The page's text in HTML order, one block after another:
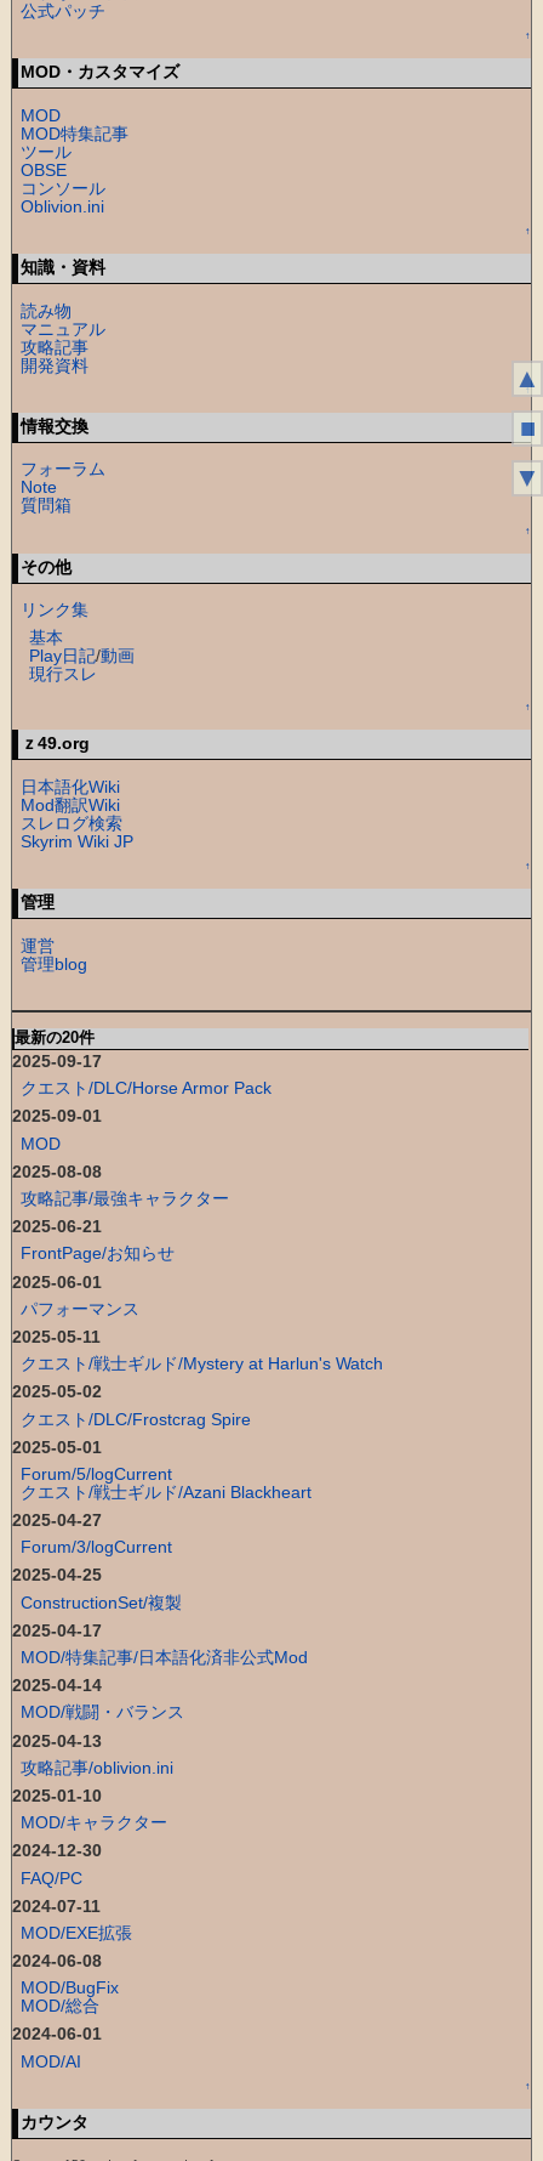
公式パッチ
↑
MOD・カスタマイズ
MOD
MOD特集記事
ツール
OBSE
コンソール
Oblivion.ini
↑
知識・資料
読み物
マニュアル
攻略記事
開発資料
↑
情報交換
フォーラム
Note
質問箱
↑
その他
リンク集
基本
Play日記/動画
現行スレ
↑
ｚ49.org
日本語化Wiki
Mod翻訳Wiki
スレログ検索
Skyrim Wiki JP
↑
管理
運営
管理blog
最新の20件
2025-09-17
クエスト/DLC/Horse Armor Pack
2025-09-01
MOD
2025-08-08
攻略記事/最強キャラクター
2025-06-21
FrontPage/お知らせ
2025-06-01
パフォーマンス
2025-05-11
クエスト/戦士ギルド/Mystery at Harlun's Watch
2025-05-02
クエスト/DLC/Frostcrag Spire
2025-05-01
Forum/5/logCurrent
クエスト/戦士ギルド/Azani Blackheart
2025-04-27
Forum/3/logCurrent
2025-04-25
ConstructionSet/複製
2025-04-17
MOD/特集記事/日本語化済非公式Mod
2025-04-14
MOD/戦闘・バランス
2025-04-13
攻略記事/oblivion.ini
2025-01-10
MOD/キャラクター
2024-12-30
FAQ/PC
2024-07-11
MOD/EXE拡張
2024-06-08
MOD/BugFix
MOD/総合
2024-06-01
MOD/AI
↑
カウンタ
▲
■
▼